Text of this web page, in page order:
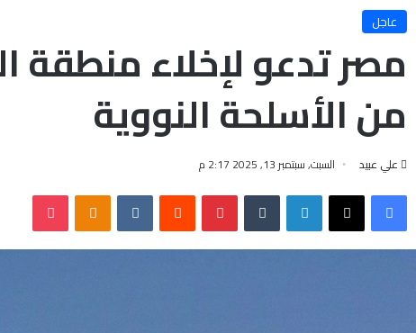
عاجل
مصر تدعو لإخلاء منطقة
من الأسلحة النووية
علي عبيد السبت, سبتمبر 13, 2025 2:17 م
فيسبوك لينكدإن بينتيريست